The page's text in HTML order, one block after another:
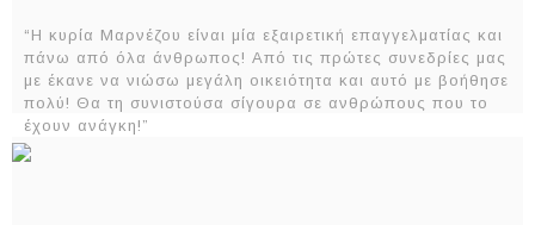
“Η κυρία Μαρνέζου είναι μία εξαιρετική επαγγελματίας και
πάνω από όλα άνθρωπος! Από τις πρώτες συνεδρίες μας
με έκανε να νιώσω μεγάλη οικειότητα και αυτό με βοήθησε
πολύ! Θα τη συνιστούσα σίγουρα σε ανθρώπους που το
έχουν ανάγκη!”